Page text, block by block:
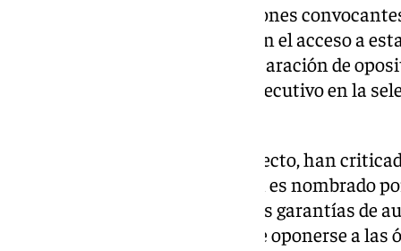
Según defienden las organizaciones
excelencia» de conocimientos en el acceso a
la creación de un centro de preparación de
signifique la intervención del Ejecutivo en la
En cuanto al segundo anteproyecto, han
Fiscal General del Estado, quien es nombrado
previo», así como que elimine las garantías de
«reduciendo las posibilidades de oponerse a las